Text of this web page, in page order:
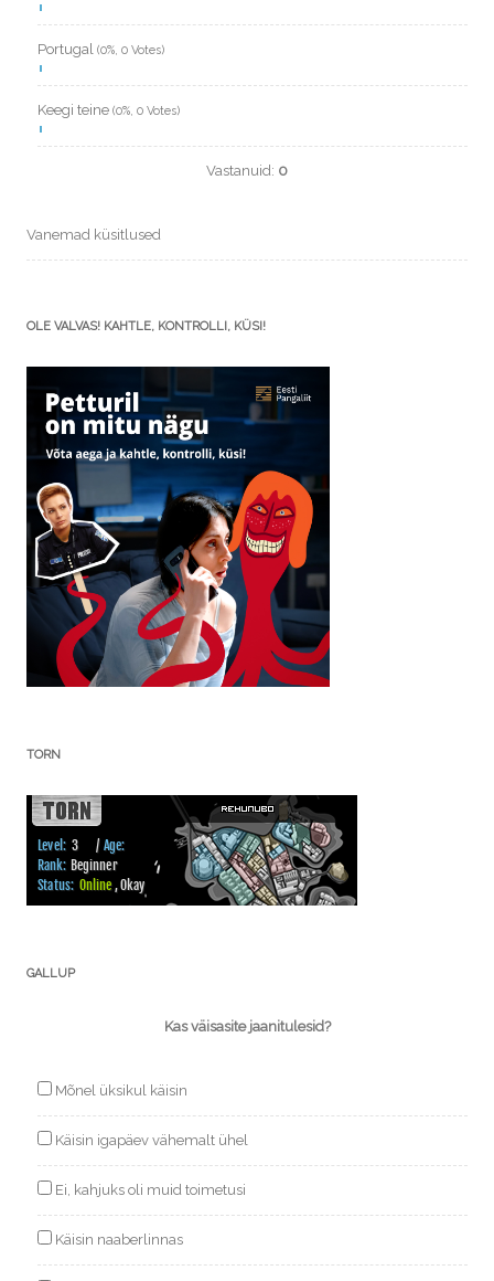
Portugal (0%, 0 Votes)
Keegi teine (0%, 0 Votes)
Vastanuid: 0
Vanemad küsitlused
OLE VALVAS! KAHTLE, KONTROLLI, KÜSI!
TORN
GALLUP
Kas väisasite jaanitulesid?
Mõnel üksikul käisin
Käisin igapäev vähemalt ühel
Ei, kahjuks oli muid toimetusi
Käisin naaberlinnas